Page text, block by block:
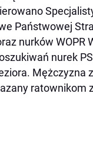
Państwowej
nurków WOPR
nurek
Mężczyzna
ratownikom